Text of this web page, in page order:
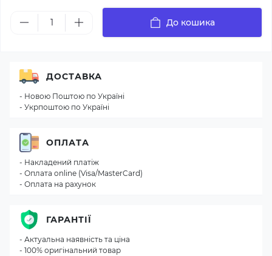
До кошика
ДОСТАВКА
- Новою Поштою по Україні
- Укрпоштою по Україні
ОПЛАТА
- Накладений платіж
- Оплата online (Visa/MasterCard)
- Оплата на рахунок
ГАРАНТІЇ
- Актуальна наявність та ціна
- 100% оригінальний товар